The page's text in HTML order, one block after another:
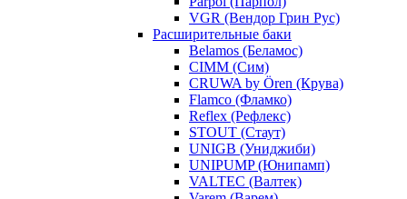
VGR (Вендор Грин Рус)
Расширительные баки
Belamos (Беламос)
CIMM (Сим)
CRUWA by Ören (Крува)
Flamco (Фламко)
Reflex (Рефлекс)
STOUT (Стаут)
UNIGB (Униджиби)
UNIPUMP (Юнипамп)
VALTEC (Валтек)